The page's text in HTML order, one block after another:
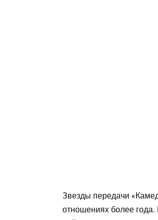
Звезды передачи
отношениях более года.